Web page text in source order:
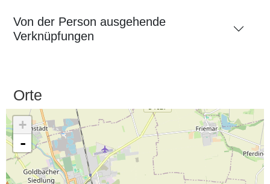
Von der Person ausgehende
Verknüpfungen
Orte
+
-